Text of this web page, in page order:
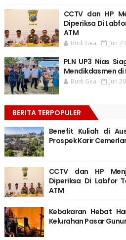
CCTV dan HP
Diperiksa Di
ATM
Budi Gea Jun
PLN UP3 Nias
Mendikdasmen di
Budi Gea Jun
BERITA TERPOPULER
Benefit Kuliah di
Prospek Karir
CCTV dan HP
Diperiksa Di Labfor
ATM
Kebakaran Hebat
Kelurahan Pasar